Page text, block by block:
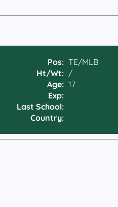
Pos: TE/MLB
Ht/Wt: /
Age: 17
Exp:
Last School:
Country: